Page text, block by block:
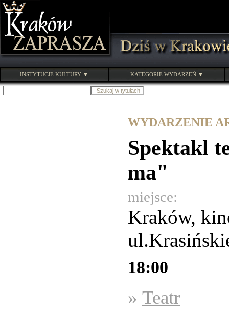
INSTYTUCJE KULTURY ▼ KATEGORIE WYDARZEŃ ▼
WYDARZENIE
Spektakl
ma"
miejsce:
Kraków,
18:00
» Teatr